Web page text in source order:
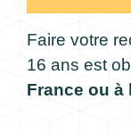
Faire votre
16 ans est
France ou à